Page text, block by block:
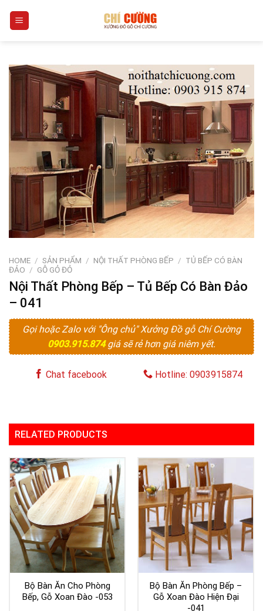
HOME / SẢN PHẨM / NỘI THẤT PHÒNG BẾP / TỦ BẾP CÓ BÀN
ĐẢO / GỖ GỎ ĐỎ
Nội Thất Phòng Bếp – Tủ Bếp Có Bàn Đảo
– 041
Gọi hoặc Zalo với "Ông chủ" Xưởng Đồ gỗ Chí Cường
0903.915.874giá sẽ rẻ hơn giá niêm yết.
Chat facebook Hotline: 0903915874
RELATED PRODUCTS
Bộ Bàn Ăn Cho Phòng
Bếp, Gỗ Xoan Đào -053
Bộ Bàn Ăn Phòng Bếp –
Gỗ Xoan Đào Hiện Đại
-041